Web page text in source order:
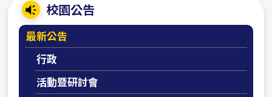
校園公告
最新公告
行政
活動暨研討會